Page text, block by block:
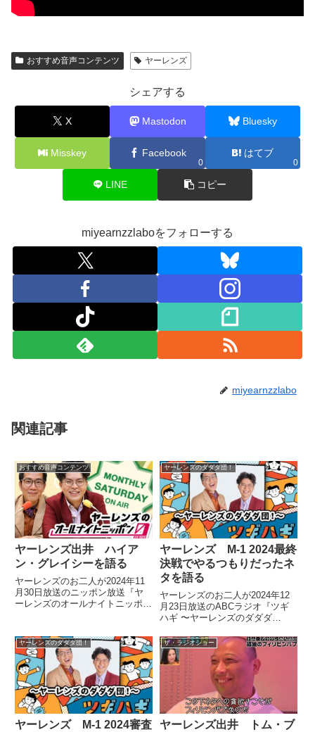
おすすめ音声コンテンツ ヤーレンズ
シェアする
X Mastodon Bluesky
Misskey Facebook
0
はてブ
0
LINE コピー
miyearnzzlaboをフォローする
miyearnzzlabo
関連記事
おすすめ音声コンテンツ
ヤーレンズ出井 ハイア
ン・グレイシーを語る
ヤーレンズのお二人が2024年11
月30日放送のニッポン放送『ヤ
ーレンズのオールナイトニッポン
グレイシーについて話していまし
た。
ヤーレンズのダダダ団！
ヤーレンズ M-1 2024最終
決戦でやるつもりだったネ
タを語る
ヤーレンズのお二人が2024年12
月23日放送のABCラジオ『ツギ
ハギ 〜ヤーレンズのダダダ
2024を振り返り。もし最終決戦
まで進出できたら披露するネタに
ついて話していました。
ヤーレンズのダダダ団！
ヤーレンズ M-1 2024審査
ザ・ラジオショー
ヤーレンズ出井 トム・ブ